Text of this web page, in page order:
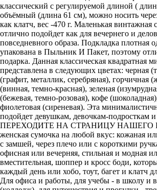
классический с регулируемой длиной (
объёмный (длина 61 см), можно носить
как клатч, вес -470 г. Маленькая винтажная
отлично подойдет как для вечернего и
повседневного образа. Подкладка плотная
упакована в Пыльник И Пакет, поэтому
подарка. Данная классическая квадратная
представлена в следующих цветах: черная
(графит, металлик, серебряная), горчичная
(винная, темно-красная), зеленая
(бежевая, темно-розовая), кофе
фиолетовая (сиреневая). Эта
подойдет девушкам, девочкам-подросткам
ПЕРЕХОДИТЕ НА СТРАНИЦУ НАШЕГО
женская сумочка на любой вкус: кожаная
с замшей, через плечо или с короткими
офисная или вечерняя, стильная и модная
вместительная, шоппер и кросс боди,
каждый день или хобо, тоут, багет и клатч
Для офиса и работы, для учебы - в школу и